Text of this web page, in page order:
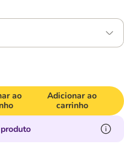
ao
Adicionar ao
carrinho